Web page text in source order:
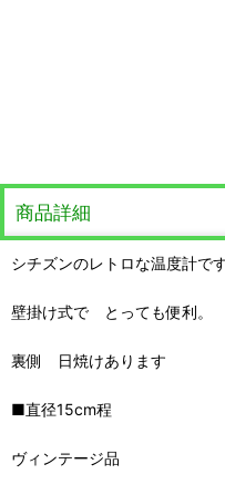
商品詳細
シチズンのレトロな温度計で
壁掛け式で とっても便利。
裏側 日焼けあります
■直径15cm程
ヴィンテージ品